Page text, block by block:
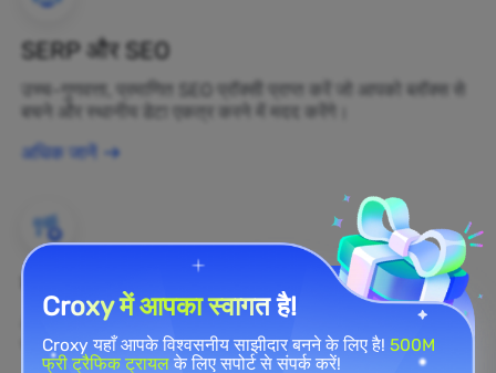
SERP और SEO
उच्च-गुणवत्ता, प्रमाणित SEO प्रॉक्सी प्राप्त करें जो आपको ब्लॉक्स से
बचने और स्थानीय डेटा एकत्र करने में मदद करेंगे।
अधिक जानें
आप रेजिडेंशियल प्रॉक्सी का उपयोग करके अपनी ब्रांड की सार्वजनिक
राय को वास्तविक समय में वेब पर निगरानी कर सकते हैं।
Croxy में आपका स्वागत है!
Croxy यहाँ आपके विश्वसनीय साझीदार बनने के लिए है!500M
फ्री ट्रैफिक ट्रायल के लिए सपोर्ट से संपर्क करें!